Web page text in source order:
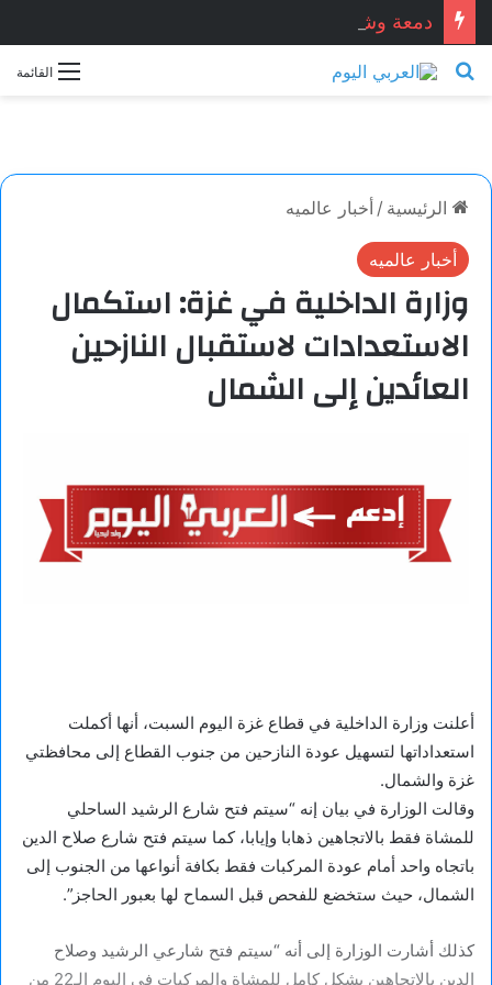
القائمة بحث عن
الرئيسية / أخبار عالميه
أخبار عالميه
وزارة الداخلية في غزة: استكمال
الاستعدادات لاستقبال النازحين
العائدين إلى الشمال
أعلنت وزارة الداخلية في قطاع غزة اليوم السبت، أنها أكملت
استعداداتها لتسهيل عودة النازحين من جنوب القطاع إلى محافظتي
غزة والشمال.
وقالت الوزارة في بيان إنه “سيتم فتح شارع الرشيد الساحلي
للمشاة فقط بالاتجاهين ذهابا وإيابا، كما سيتم فتح شارع صلاح الدين
باتجاه واحد أمام عودة المركبات فقط بكافة أنواعها من الجنوب إلى
الشمال، حيث ستخضع للفحص قبل السماح لها بعبور الحاجز”.
كذلك أشارت الوزارة إلى أنه “سيتم فتح شارعي الرشيد وصلاح
الدين بالاتجاهين بشكل كامل للمشاة والمركبات في اليوم الـ22 من